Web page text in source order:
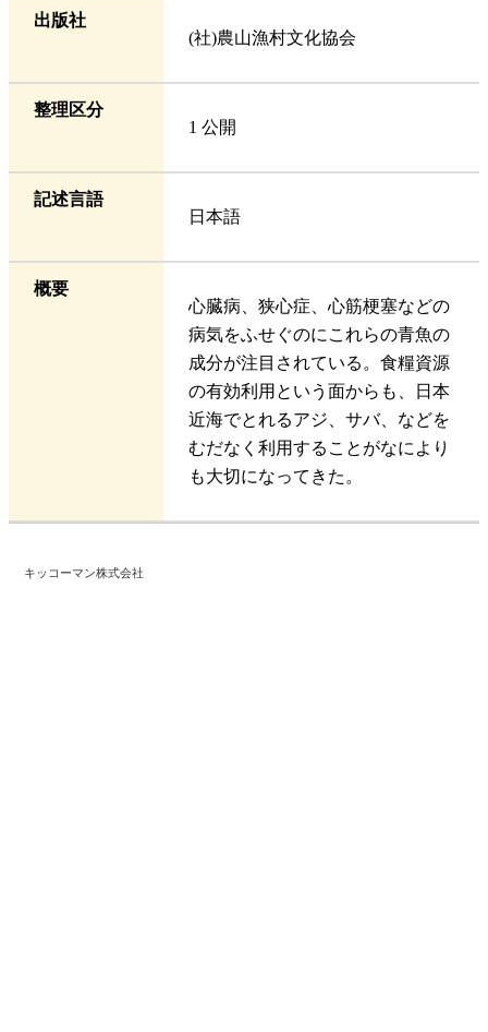
出版社
(社)農山漁村文化協会
整理区分
1 公開
記述言語
日本語
概要
心臓病、狭心症、心筋梗塞などの
病気をふせぐのにこれらの青魚の
成分が注目されている。食糧資源
の有効利用という面からも、日本
近海でとれるアジ、サバ、などを
むだなく利用することがなにより
も大切になってきた。
キッコーマン株式会社